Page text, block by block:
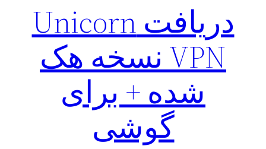
دریافت Unicorn
VPN نسخه هک
شده + برای
گوشی